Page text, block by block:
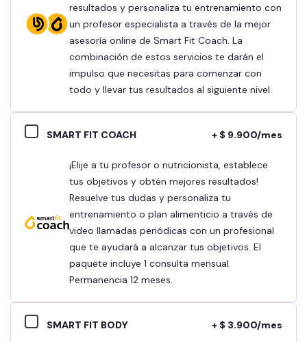
resultados y personaliza tu entrenamiento con
un profesor especialista a través de la mejor
asesoría online de Smart Fit Coach. La
combinación de estos servicios te darán el
impulso que necesitas para comenzar con
todo y llevar tus resultados al siguiente nivel.
SMART FIT COACH + $ 9.900/mes
¡Elije a tu profesor o nutricionista, establece
tus objetivos y obtén mejores resultados!
Resuelve tus dudas y personaliza tu
entrenamiento o plan alimenticio a través de
video llamadas periódicas con un profesional
que te ayudará a alcanzar tus objetivos. El
paquete incluye 1 consulta mensual.
Permanencia 12 meses.
SMART FIT BODY + $ 3.900/mes